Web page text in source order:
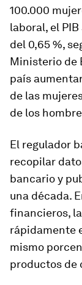
100.000
laboral, el
del 0,65 %,
Ministerio de
país
de las
de los
El regulador
recopilar
bancario y
una década.
financieros,
rápidamente
mismo
productos de